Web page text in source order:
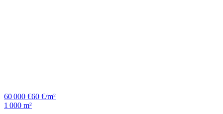
60 000 €60 €/m²
1 000 m²